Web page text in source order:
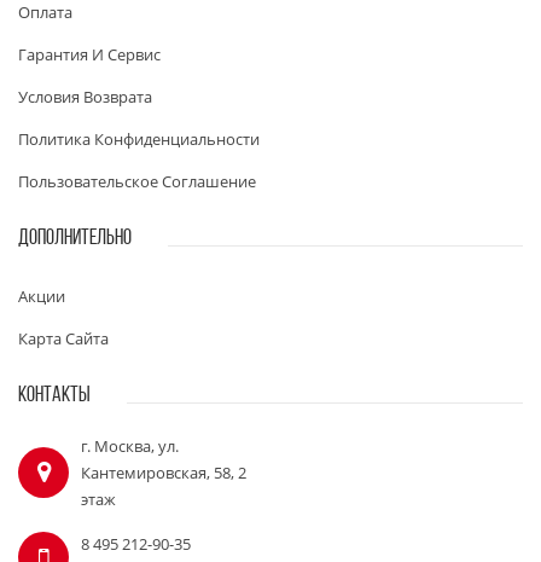
Оплата
Гарантия И Сервис
Условия Возврата
Политика Конфиденциальности
Пользовательское Соглашение
ДОПОЛНИТЕЛЬНО
Акции
Карта Сайта
КОНТАКТЫ
г. Москва, ул.
Кантемировская, 58, 2
этаж
8 495 212-90-35